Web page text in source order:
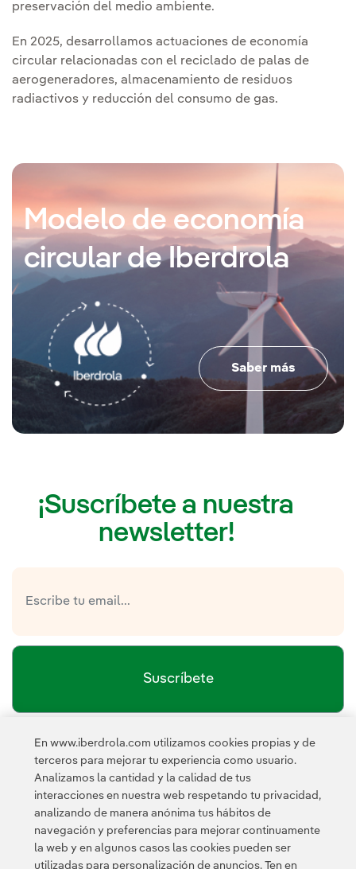
preservación del medio ambiente.
En 2025, desarrollamos actuaciones de economía
circular relacionadas con el reciclado de palas de
aerogeneradores, almacenamiento de residuos
radiactivos y reducción del consumo de gas.
Modelo de economía
circular de Iberdrola
Saber más
¡Suscríbete a nuestra
newsletter!
Suscríbete
He leído y acepto lapolítica de privacidad de la
Enlace externo, se abre en ventana nueva.
Esta página está protegida por reCAPTCHA y se aplican la
Política de privacidad Términos de servicio de
En www.iberdrola.com utilizamos cookies propias y de
terceros para mejorar tu experiencia como usuario.
Analizamos la cantidad y la calidad de tus
interacciones en nuestra web respetando tu privacidad,
analizando de manera anónima tus hábitos de
navegación y preferencias para mejorar continuamente
la web y en algunos casos las cookies pueden ser
utilizadas para personalización de anuncios. Ten en